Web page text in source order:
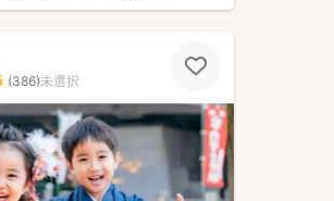
(386)未選択